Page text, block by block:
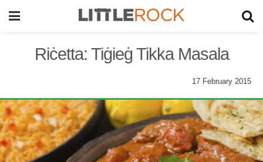
Riċetta: Tiġieġ Tikka Masala
17 February 2015